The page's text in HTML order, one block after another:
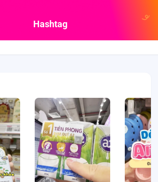
Hashtag